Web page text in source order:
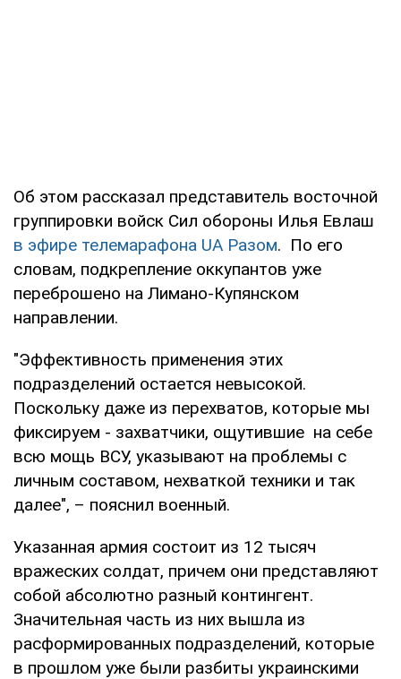
Об этом рассказал представитель восточной
группировки войск Сил обороны Илья Евлаш
в эфире телемарафона UA Разом. По его
словам, подкрепление оккупантов уже
переброшено на Лимано-Купянском
направлении.
"Эффективность применения этих
подразделений остается невысокой.
Поскольку даже из перехватов, которые мы
фиксируем - захватчики, ощутившие на себе
всю мощь ВСУ, указывают на проблемы с
личным составом, нехваткой техники и так
далее", – пояснил военный.
Указанная армия состоит из 12 тысяч
вражеских солдат, причем они представляют
собой абсолютно разный контингент.
Значительная часть из них вышла из
расформированных подразделений, которые
в прошлом уже были разбиты украинскими